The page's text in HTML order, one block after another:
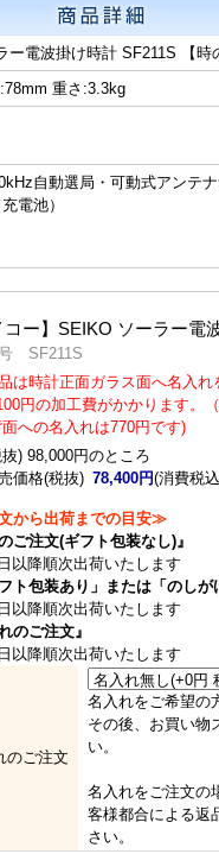
ー電波掛け時計 SF211S 【時
重さ:3.3kg
自動選局・可動式アンテナ
電池）
コー】SEIKO ソーラー電
SF211S
は時計正面ガラス面へ名入れ
円の加工費がかかります。（
への名入れは770円です)
) 98,000円のところ
価格(税抜) 78,400円(消費税
から出荷までの目安≫
ご注文(ギフト包装なし)』
以降順次出荷いたします
フト包装あり」または「のしが
以降順次出荷いたします
のご注文』
以降順次出荷いたします
のご注文
名入れをご希望の
その後、お買い物
い。
名入れをご注文の
客様都合による返
さい。